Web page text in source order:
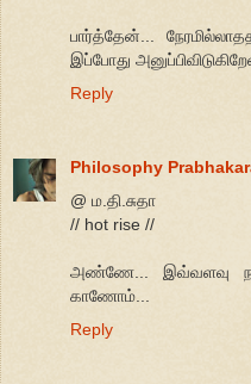
பார்த்தேன்...
இப்போது
Reply
Philosophy
@ ம.தி.சுதா
// hot rise //
அண்ணே... இவ்வளவு
காணோம்...
Reply